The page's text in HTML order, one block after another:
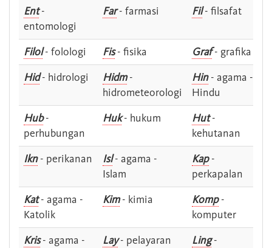
Ent-
entomologi
Far- farmasi Fil- filsafat
Filol- folologi Fis- fisika Graf- grafika
Hid- hidrologi Hidm-
hidrometeorologi
Hin- agama -
Hindu
Hub-
perhubungan
Huk- hukum Hut-
kehutanan
Ikn- perikanan Isl- agama -
Islam
Kap-
perkapalan
Kat- agama -
Katolik
Kim- kimia Komp-
komputer
Kris- agama -
Lay- pelayaran Ling-